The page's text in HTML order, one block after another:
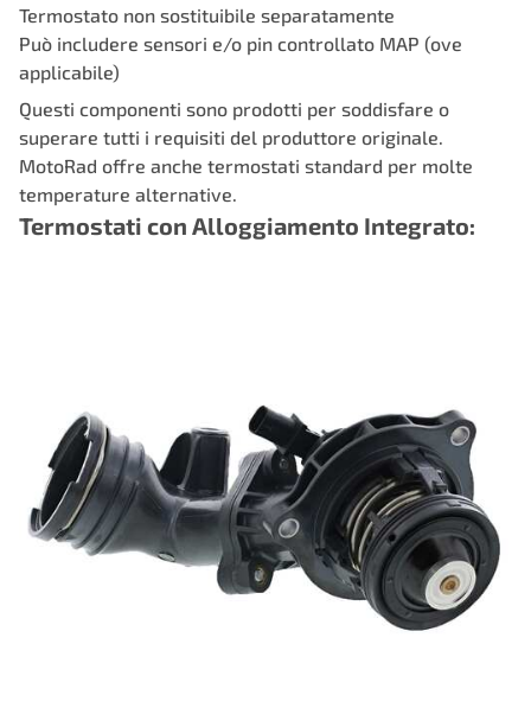
Termostato non sostituibile separatamente
Può includere sensori e/o pin controllato MAP (ove
applicabile)
Questi componenti sono prodotti per soddisfare o
superare tutti i requisiti del produttore originale.
MotoRad offre anche termostati standard per molte
temperature alternative.
Termostati con Alloggiamento Integrato: